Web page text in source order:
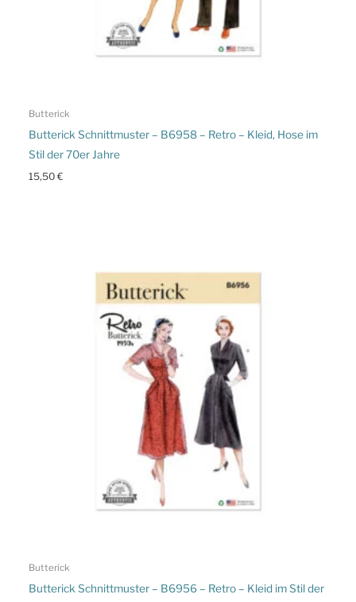
Butterick
Butterick Schnittmuster – B6958 – Retro – Kleid, Hose im
Stil der 70er Jahre
15,50€
Butterick
Butterick Schnittmuster – B6956 – Retro – Kleid im Stil der